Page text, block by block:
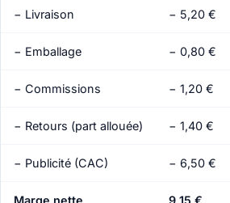
− Livraison − 5,20 €
− Emballage − 0,80 €
− Commissions − 1,20 €
− Retours (part allouée) − 1,40 €
− Publicité (CAC) − 6,50 €
Marge nette 9,15 €